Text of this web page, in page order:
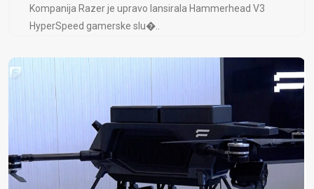
Kompanija Razer je upravo lansirala Hammerhead V3
HyperSpeed ​​gamerske slu�..